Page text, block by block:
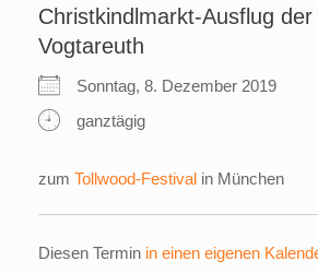
Christkindlmarkt-Ausflug der
Vogtareuth
Sonntag, 8. Dezember 2019
ganztägig
zum Tollwood-Festival in München
Diesen Termin in einen eigenen